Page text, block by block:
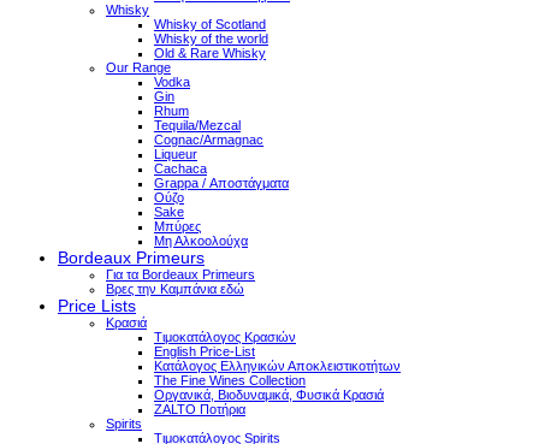
Whisky
Whisky of Scotland
Whisky of the world
Old & Rare Whisky
Our Range
Vodka
Gin
Rhum
Tequila/Mezcal
Cognac/Armagnac
Liqueur
Cachaca
Grappa / Αποστάγματα
Ούζο
Sake
Μπύρες
Μη Αλκοολούχα
Bordeaux Primeurs
Για τα Bordeaux Primeurs
Βρες την Καμπάνια εδώ
Price Lists
Κρασιά
Τιμοκατάλογος Κρασιών
English Price-List
Κατάλογος Ελληνικών Αποκλειστικοτήτων
The Fine Wines Collection
Οργανικά, Βιοδυναμικά, Φυσικά Κρασιά
ZALTO Ποτήρια
Spirits
Τιμοκατάλογος Spirits